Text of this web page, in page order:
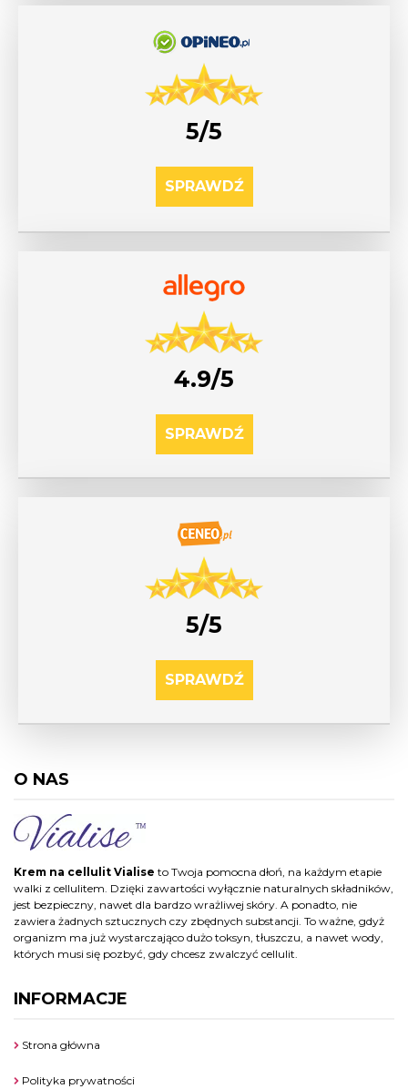
5/5
SPRAWDŹ
4.9/5
SPRAWDŹ
5/5
SPRAWDŹ
O NAS
Krem na cellulit Vialise to Twoja pomocna dłoń, na każdym etapie
walki z cellulitem. Dzięki zawartości wyłącznie naturalnych składników,
jest bezpieczny, nawet dla bardzo wrażliwej skóry. A ponadto, nie
zawiera żadnych sztucznych czy zbędnych substancji. To ważne, gdyż
organizm ma już wystarczająco dużo toksyn, tłuszczu, a nawet wody,
których musi się pozbyć, gdy chcesz zwalczyć cellulit.
INFORMACJE
Strona główna
Polityka prywatności